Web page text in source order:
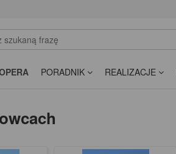
PORADNIK REALIZACJE